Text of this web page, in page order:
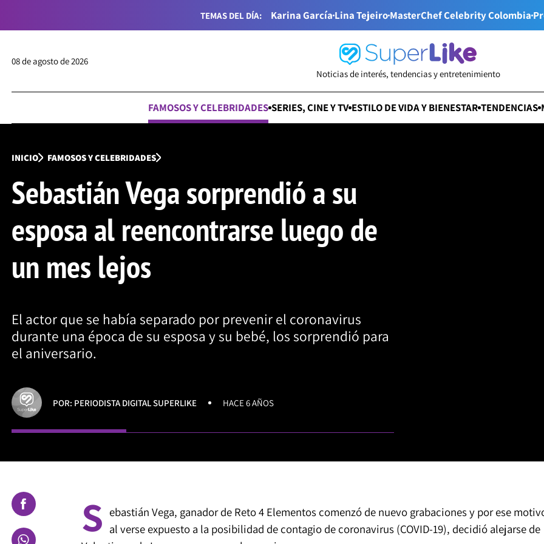
TEMAS DEL DÍA: Karina GarcíaLina TejeiroMasterChef Celebrity Colombia
08 de agosto de 2026
Noticias de interés, tendencias y entretenimiento
FAMOSOS Y CELEBRIDADES SERIES, CINE Y TV ESTILO DE VIDA Y BIENESTAR TENDENCIAS
INICIO FAMOSOS Y CELEBRIDADES
Sebastián Vega sorprendió a su
esposa al reencontrarse luego de
un mes lejos
El actor que se había separado por prevenir el coronavirus
durante una época de su esposa y su bebé, los sorprendió para
el aniversario.
POR: PERIODISTA DIGITAL SUPERLIKE HACE 6 AÑOS
S ebastián Vega, ganador de Reto 4 Elementos comenzó de nuevo grabaciones y por ese
al verse expuesto a la posibilidad de contagio de coronavirus (COVID-19), decidió alejarse de